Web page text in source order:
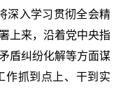
入学习贯彻全会精
上来，沿着党中央指
盾纠纷化解等方面谋
作抓到点上、干到实